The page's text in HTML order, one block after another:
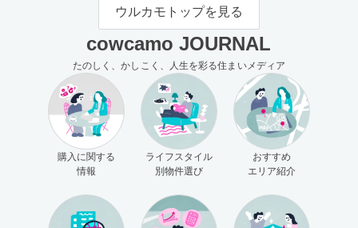
ウルカモトップを見る
cowcamo JOURNAL
たのしく、かしこく、人生を彩る住まいメディア
購入に関する
情報
ライフスタイル
別物件選び
おすすめ
エリア紹介